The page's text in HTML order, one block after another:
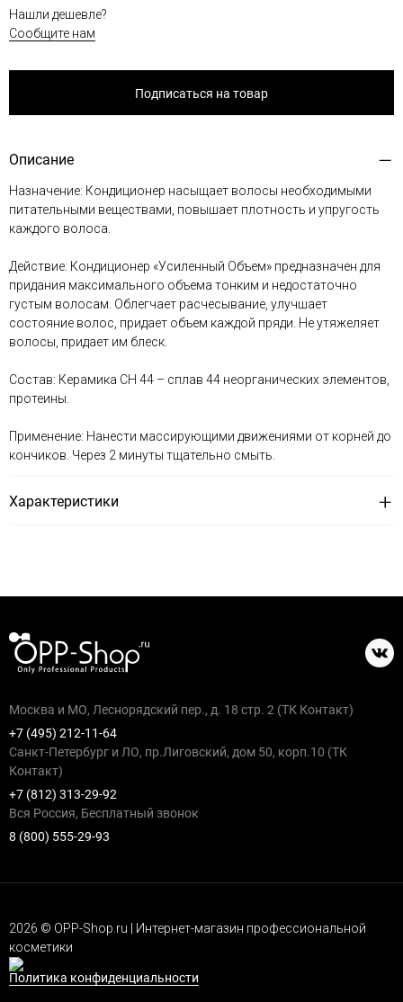
Нашли дешевле?
Сообщите нам
Подписаться на товар
Описание
Назначение: Кондиционер насыщает волосы необходимыми
питательными веществами, повышает плотность и упругость
каждого волоса.
Действие: Кондиционер «Усиленный Объем» предназначен для
придания максимального объема тонким и недостаточно
густым волосам. Облегчает расчесывание, улучшает
состояние волос, придает объем каждой пряди. Не утяжеляет
волосы, придает им блеск.
Состав: Керамика CH 44 – сплав 44 неорганических элементов,
протеины.
Применение: Нанести массирующими движениями от корней до
кончиков. Через 2 минуты тщательно смыть.
Характеристики
Москва и МО, Леснорядский пер., д. 18 стр. 2 (ТК Контакт)
+7 (495) 212-11-64
Санкт-Петербург и ЛО, пр.Лиговский, дом 50, корп.10 (ТК
Контакт)
+7 (812) 313-29-92
Вся Россия, Бесплатный звонок
8 (800) 555-29-93
2026 © OPP-Shop.ru | Интернет-магазин профессиональной
косметики
Политика конфиденциальности